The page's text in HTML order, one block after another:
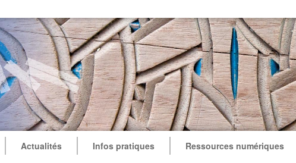
Actualités Infos pratiques Ressources numériques